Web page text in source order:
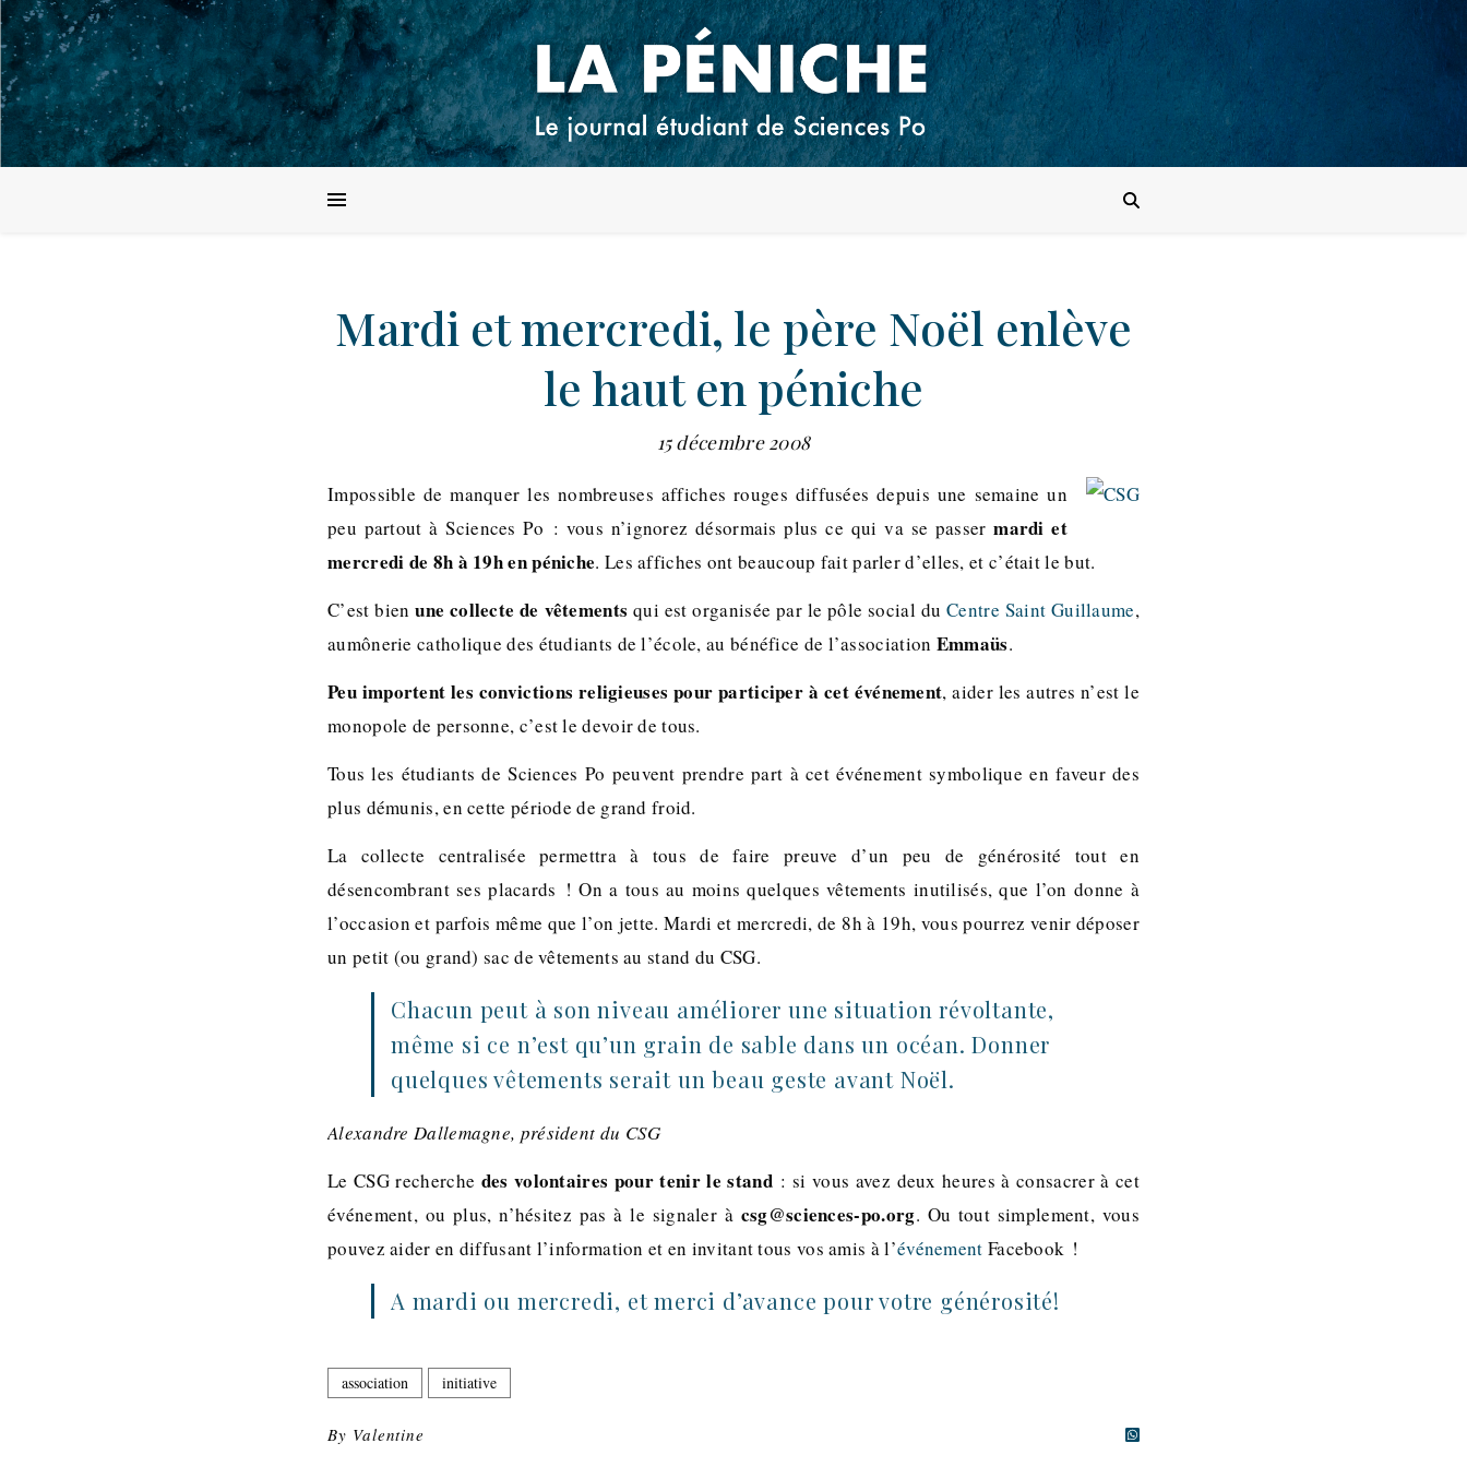
Mardi et mercredi, le père Noël enlève
le haut en péniche
15 décembre 2008
Impossible de manquer les nombreuses affiches rouges diffusées depuis une semaine un
peu partout à Sciences Po : vous n’ignorez désormais plus ce qui va se passermardi et
mercredi de 8h à 19h en péniche. Les affiches ont beaucoup fait parler d’elles, et c’était le but.
C’est bienune collecte de vêtements qui est organisée par le pôle social duCentre Saint Guillaume,
aumônerie catholique des étudiants de l’école, au bénéfice de l’association Emmaüs.
Peu importent les convictions religieuses pour participer à cet événement, aider les autres n’est le
monopole de personne, c’est le devoir de tous.
Tous les étudiants de Sciences Po peuvent prendre part à cet événement symbolique en faveur des
plus démunis, en cette période de grand froid.
La collecte centralisée permettra à tous de faire preuve d’un peu de générosité tout en
désencombrant ses placards ! On a tous au moins quelques vêtements inutilisés, que l’on donne à
l’occasion et parfois même que l’on jette. Mardi et mercredi, de 8h à 19h, vous pourrez venir déposer
un petit (ou grand) sac de vêtements au stand du CSG.
Chacun peut à son niveau améliorer une situation révoltante,
même si ce n’est qu’un grain de sable dans un océan. Donner
quelques vêtements serait un beau geste avant Noël.
Alexandre Dallemagne, président du CSG
Le CSG recherche des volontaires pour tenir le stand: si vous avez deux heures à consacrer à cet
événement, ou plus, n’hésitez pas à le signaler à csg@sciences-po.org. Ou tout simplement, vous
pouvez aider en diffusant l’information et en invitant tous vos amis à l’événement Facebook !
A mardi ou mercredi, et merci d’avance pour votre générosité!
association initiative
By Valentine